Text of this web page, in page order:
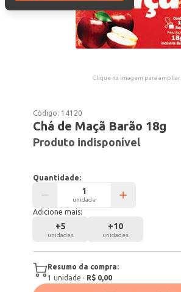
Clique na imagem para ampliar.
Código: 14120
Chá de Maçã Barão 18g
Produto indisponível
Quantidade:
unidade
Adicione mais:
+5
unidades
+10
unidades
Resumo da compra:
1 unidade · R$ 0,00